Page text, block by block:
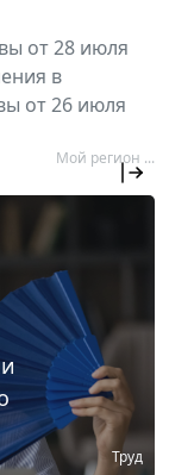
от 28 июля
в
от 26 июля
Мой регион ...
Труд